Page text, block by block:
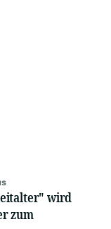
wird
zum